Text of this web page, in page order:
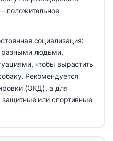
положительное
социализация:
разными людьми,
чтобы вырастить
Рекомендуется
(ОКД), а для
или спортивные